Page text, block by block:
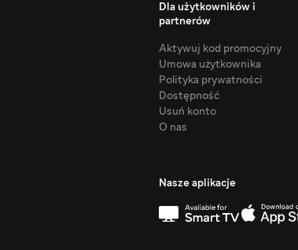
Dla użytkowników i
partnerów
Aktywuj kod promocyjny
Umowa użytkownika
Polityka prywatności
Dostępność
Usuń konto
O nas
Nasze aplikacje